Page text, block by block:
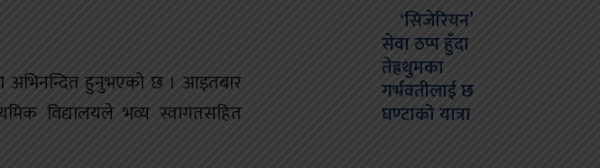
अभिनन्दित हुनुभएको छ । आइतबार
विद्यालयले भव्य स्वागतसहित
‘सिजेरियन’
सेवा ठप्प हुँदा
तेह्रथुमका
गर्भवतीलाई छ
घण्टाको यात्रा